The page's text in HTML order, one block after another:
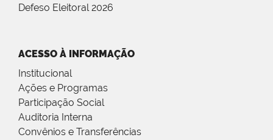
Defeso Eleitoral 2026
ACESSO À INFORMAÇÃO
Institucional
Ações e Programas
Participação Social
Auditoria Interna
Convênios e Transferências